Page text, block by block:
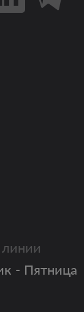
- Пятница